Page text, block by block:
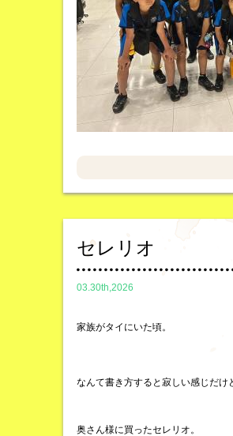
セレリオ
03.30th,2026
家族がタイにいた頃。
なんて書き方すると寂しい感じだけ
奥さん様に買ったセレリオ。